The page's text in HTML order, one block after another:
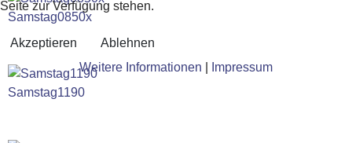
Samstag0850x
Samstag1190
Seite zur Verfügung stehen.
Akzeptieren
Ablehnen
Weitere Informationen
Impressum